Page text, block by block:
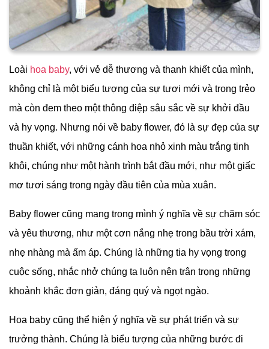
Loài hoa baby, với vẻ dễ thương và thanh khiết của mình,
không chỉ là một biểu tượng của sự tươi mới và trong trẻo
mà còn đem theo một thông điệp sâu sắc về sự khởi đầu
và hy vọng. Nhưng nói về baby flower, đó là sự đẹp của sự
thuần khiết, với những cánh hoa nhỏ xinh màu trắng tinh
khôi, chúng như một hành trình bắt đầu mới, như một giấc
mơ tươi sáng trong ngày đầu tiên của mùa xuân.
Baby flower cũng mang trong mình ý nghĩa về sự chăm sóc
và yêu thương, như một cơn nắng nhẹ trong bầu trời xám,
nhẹ nhàng mà ấm áp. Chúng là những tia hy vọng trong
cuộc sống, nhắc nhở chúng ta luôn nên trân trọng những
khoảnh khắc đơn giản, đáng quý và ngọt ngào.
Hoa baby cũng thể hiện ý nghĩa về sự phát triển và sự
trưởng thành. Chúng là biểu tượng của những bước đi